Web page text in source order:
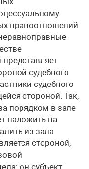
правоотношений
представляет
судебного
судебного
стороной. Так,
порядком в зале
наложить на
из зала
стороной,
он субъект